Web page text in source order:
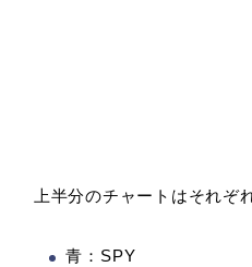
上半分のチャートはそれぞ
青：SPY